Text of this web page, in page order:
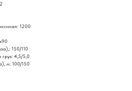
1200
150/110
груз: 4,5/5,0
м: 100/150